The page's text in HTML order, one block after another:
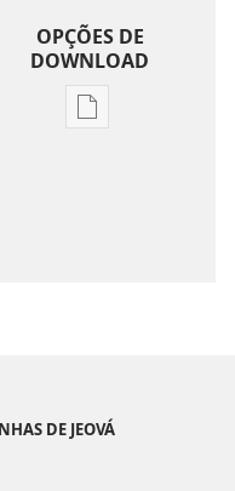
OPÇÕES DE
DOWNLOAD
Opções
DE JEOVÁ